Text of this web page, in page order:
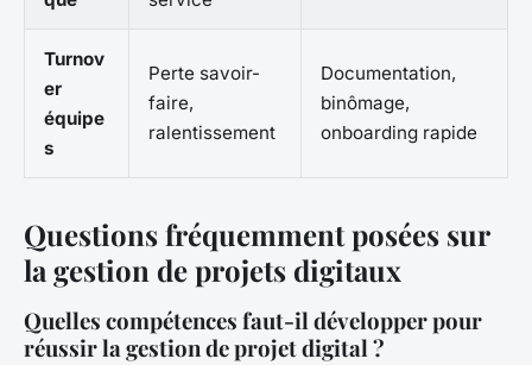
Turnov
er
équipe
s
Perte savoir-
faire,
ralentissement
Documentation,
binômage,
onboarding rapide
Questions fréquemment posées sur
la gestion de projets digitaux
Quelles compétences faut-il développer pour
réussir la gestion de projet digital ?